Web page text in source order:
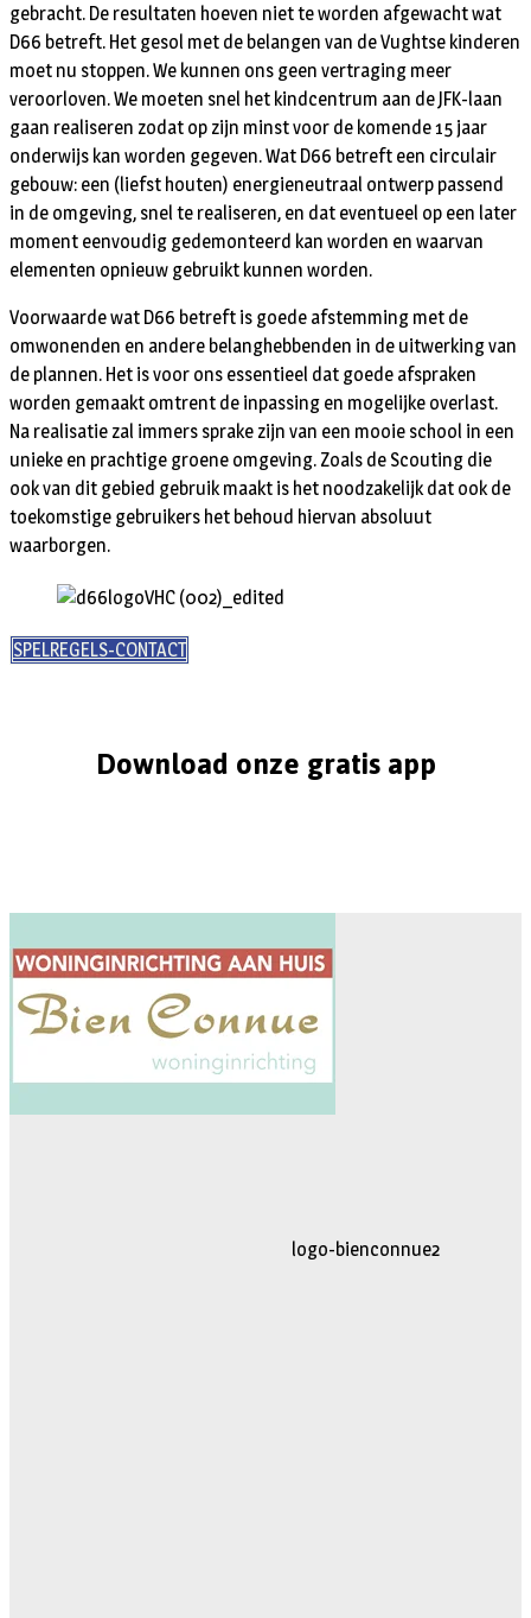
gebracht. De resultaten hoeven niet te worden afgewacht wat
D66 betreft. Het gesol met de belangen van de Vughtse kinderen
moet nu stoppen. We kunnen ons geen vertraging meer
veroorloven. We moeten snel het kindcentrum aan de JFK-laan
gaan realiseren zodat op zijn minst voor de komende 15 jaar
onderwijs kan worden gegeven. Wat D66 betreft een circulair
gebouw: een (liefst houten) energieneutraal ontwerp passend
in de omgeving, snel te realiseren, en dat eventueel op een later
moment eenvoudig gedemonteerd kan worden en waarvan
elementen opnieuw gebruikt kunnen worden.
Voorwaarde wat D66 betreft is goede afstemming met de
omwonenden en andere belanghebbenden in de uitwerking van
de plannen. Het is voor ons essentieel dat goede afspraken
worden gemaakt omtrent de inpassing en mogelijke overlast.
Na realisatie zal immers sprake zijn van een mooie school in een
unieke en prachtige groene omgeving. Zoals de Scouting die
ook van dit gebied gebruik maakt is het noodzakelijk dat ook de
toekomstige gebruikers het behoud hiervan absoluut
waarborgen.
SPELREGELS-CONTACT
Download onze gratis app
logo-movimiento.fw